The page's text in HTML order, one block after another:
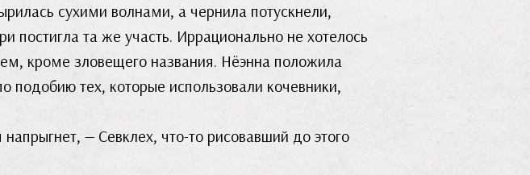
сухими волнами, а чернила потускнели,
постигла та же участь. Иррационально не хотелось
кроме зловещего названия. Нёэнна положила
подобию тех, которые использовали кочевники,
— Севклех, что-то рисовавший до этого